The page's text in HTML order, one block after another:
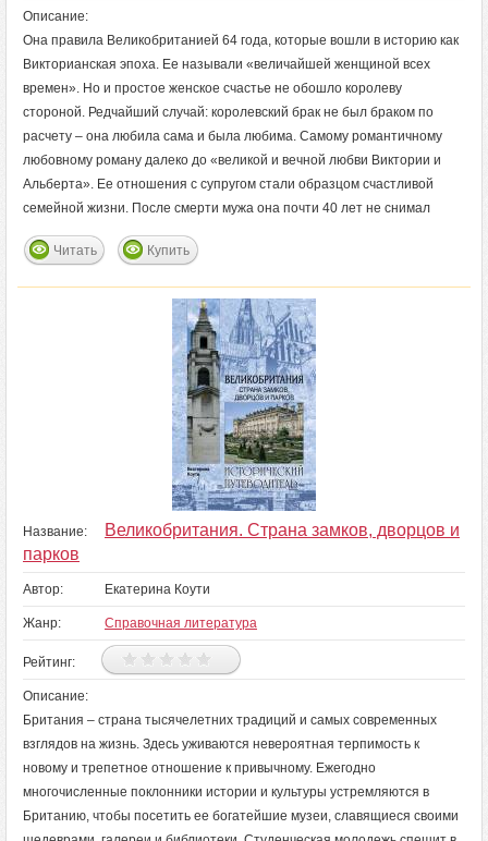
Описание:
Она правила Великобританией 64 года, которые вошли в историю как
Викторианская эпоха. Ее называли «величайшей женщиной всех
времен». Но и простое женское счастье не обошло королеву
стороной. Редчайший случай: королевский брак не был браком по
расчету – она любила сама и была любима. Самому романтичному
любовному роману далеко до «великой и вечной любви Виктории и
Альберта». Ее отношения с супругом стали образцом счастливой
семейной жизни. После смерти мужа она почти 40 лет не снимал
Читать Купить
Название:
Великобритания. Страна замков, дворцов и
парков
Автор: Екатерина Коути
Жанр: Справочная литература
Рейтинг:
Описание:
Британия – страна тысячелетних традиций и самых современных
взглядов на жизнь. Здесь уживаются невероятная терпимость к
новому и трепетное отношение к привычному. Ежегодно
многочисленные поклонники истории и культуры устремляются в
Британию, чтобы посетить ее богатейшие музеи, славящиеся своими